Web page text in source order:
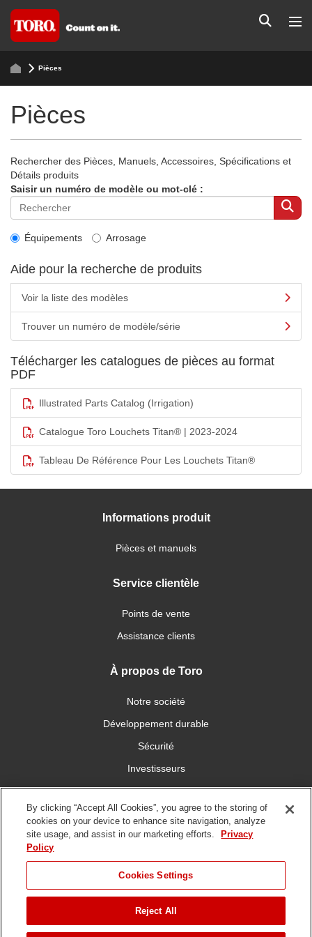
Pièces
Pièces
Rechercher des Pièces, Manuels, Accessoires, Spécifications et
Détails produits
Saisir un numéro de modèle ou mot-clé :
Équipements Arrosage
Aide pour la recherche de produits
Voir la liste des modèles
Trouver un numéro de modèle/série
Télécharger les catalogues de pièces au format
PDF
Illustrated Parts Catalog (Irrigation)
Catalogue Toro Louchets Titan® | 2023-2024
Tableau De Référence Pour Les Louchets Titan®
Informations produit
Pièces et manuels
Service clientèle
Points de vente
Assistance clients
À propos de Toro
Notre société
Développement durable
Sécurité
Investisseurs
Carrières
Connectez-vous avec nous
d'utilisation
Politique de
confidentialité
copyrights
By clicking “Accept All Cookies”, you agree to the storing of
cookies on your device to enhance site navigation, analyze
site usage, and assist in our marketing efforts.
Privacy
Policy
Cookies Settings
Reject All